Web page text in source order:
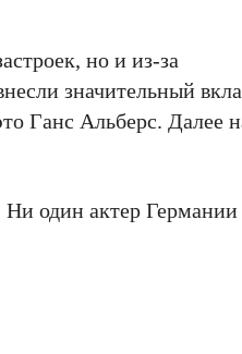
но и из-за
значительный
Ганс Альберс. Далее
Ни один актер Германии